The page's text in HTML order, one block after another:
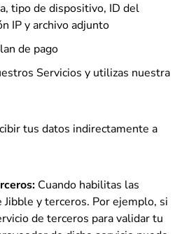
tipo de dispositivo, ID del
IP y archivo adjunto
de pago
Servicios y utilizas nuestra
tus datos indirectamente a
Cuando habilitas las
y terceros. Por ejemplo, si
de terceros para validar tu